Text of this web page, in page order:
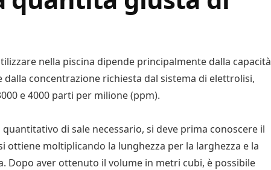
nella piscina dipende principalmente dalla capacità
dalla concentrazione richiesta dal sistema di elettrolisi,
e 4000 parti per milione (ppm).
di sale necessario, si deve prima conoscere il
ottiene moltiplicando la lunghezza per la larghezza e la
Dopo aver ottenuto il volume in metri cubi, è possibile